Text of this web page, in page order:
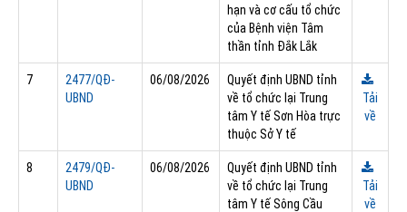
hạn và cơ cấu tổ chức
của Bệnh viện Tâm
thần tỉnh Đắk Lắk
7
2477/QĐ-
UBND
06/08/2026
Quyết định UBND tỉnh
về tổ chức lại Trung
tâm Y tế Sơn Hòa trực
thuộc Sở Y tế
Tải
về
8
2479/QĐ-
UBND
06/08/2026
Quyết định UBND tỉnh
về tổ chức lại Trung
tâm Y tế Sông Cầu
Tải
về